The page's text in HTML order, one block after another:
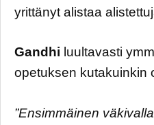
yrittänyt alistaa
Gandhi luultavasti
opetuksen kutakuinkin
”Ensimmäinen